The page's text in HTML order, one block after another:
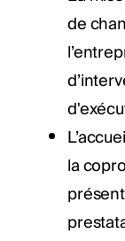
de
la